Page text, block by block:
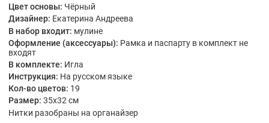
Цвет основы: Чёрный
Дизайнер: Екатерина Андреева
В набор входит: мулине
Оформление (аксессуары): Рамка и паспарту в комплект не
входят
В комплекте: Игла
Инструкция: На русском языке
Кол-во цветов: 19
Размер: 35x32 см
Нитки разобраны на органайзер